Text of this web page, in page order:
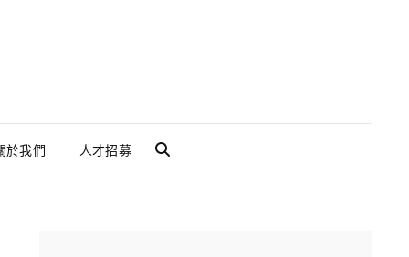
於我們 人才招募